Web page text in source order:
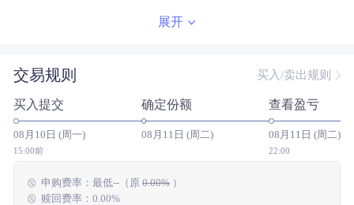
近三年 4/3578
近五年 -- 0.00% --/--
今年以来 14/4992
成立以来 194.16%
展开
交易规则 买入/卖出规则
买入提交
08月10日 (周一)
15:00前
确定份额
08月11日 (周二)
查看盈亏
08月11日 (周二)
22:00
申购费率： 最低--（原 0.00%）
赎回费率：0.00%